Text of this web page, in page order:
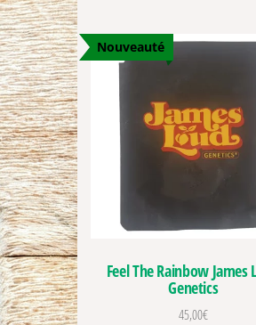
Nouveauté
Feel The Rainbow James
Genetics
45,00€